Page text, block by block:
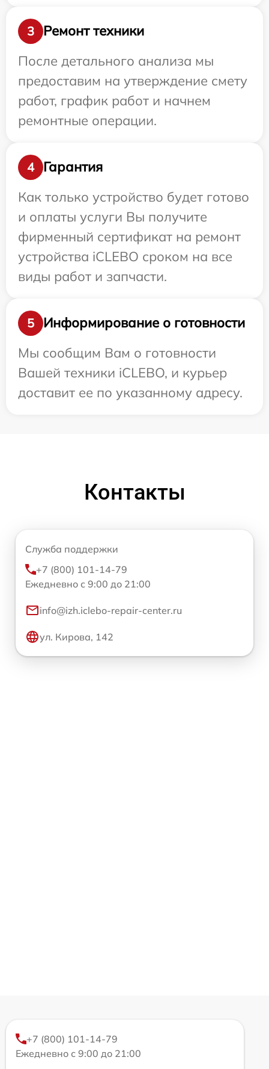
3
Ремонт техники
После детального анализа мы
предоставим на утверждение смету
работ, график работ и начнем
ремонтные операции.
4
Гарантия
Как только устройство будет готово
и оплаты услуги Вы получите
фирменный сертификат на ремонт
устройства iCLEBO сроком на все
виды работ и запчасти.
5
Информирование о готовности
Мы сообщим Вам о готовности
Вашей техники iCLEBO, и курьер
доставит ее по указанному адресу.
Контакты
Служба поддержки
+7 (800) 101-14-79
Ежедневно с 9:00 до 21:00
info@izh.iclebo-repair-center.ru
ул. Кирова, 142
+7 (800) 101-14-79
Ежедневно с 9:00 до 21:00